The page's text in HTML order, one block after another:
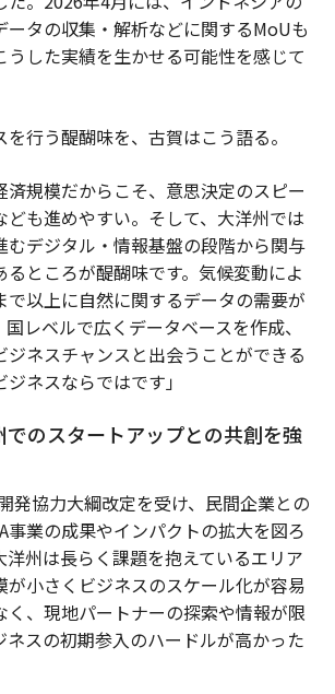
ータの収集・解析などに関するMoUも
うした実績を生かせる可能性を感じて
行う醍醐味を、古賀はこう語る。
済規模だからこそ、意思決定のスピー
ども進めやすい。そして、大洋州では
むデジタル・情報基盤の段階から関与
るところが醍醐味です。気候変動によ
で以上に自然に関するデータの需要が
レベルで広くデータベースを作成、
ジネスチャンスと出会うことができる
ネスならではです」
のスタートアップとの共創を強
発協力大綱改定を受け、民間企業との
事業の成果やインパクトの拡大を図ろ
洋州は長らく課題を抱えているエリア
が小さくビジネスのスケール化が容易
く、現地パートナーの探索や情報が限
ネスの初期参入のハードルが高かった